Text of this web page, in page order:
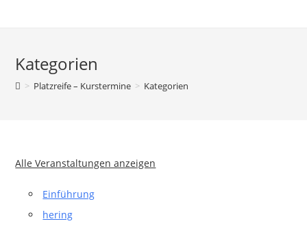
Kategorien
> Platzreife – Kurstermine > Kategorien
Alle Veranstaltungen anzeigen
Einführung
hering